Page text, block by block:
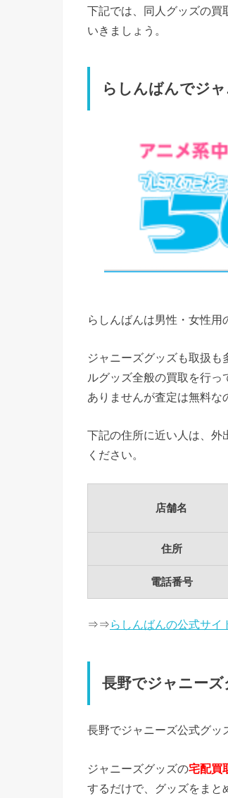
下記では、同人グッズの買
いきましょう。
らしんばんでジ
らしんばんは男性・女性用
ジャニーズグッズも取扱
ルグッズ全般の買取を行
ありませんが査定は無料な
下記の住所に近い人は、外
ください。
店舗名
住所
電話番号
⇒⇒らしんばんの公式サイ
長野でジャニー
長野でジャニーズ公式グッ
ジャニーズグッズの宅配買
するだけで、グッズをまと